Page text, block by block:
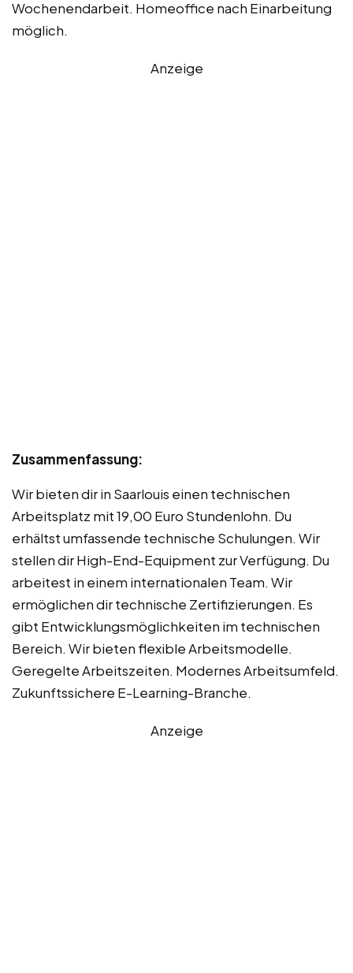
Wochenendarbeit. Homeoffice nach Einarbeitung
möglich.
Anzeige
Zusammenfassung:
Wir bieten dir in Saarlouis einen technischen
Arbeitsplatz mit 19,00 Euro Stundenlohn. Du
erhältst umfassende technische Schulungen. Wir
stellen dir High-End-Equipment zur Verfügung. Du
arbeitest in einem internationalen Team. Wir
ermöglichen dir technische Zertifizierungen. Es
gibt Entwicklungsmöglichkeiten im technischen
Bereich. Wir bieten flexible Arbeitsmodelle.
Geregelte Arbeitszeiten. Modernes Arbeitsumfeld.
Zukunftssichere E-Learning-Branche.
Anzeige